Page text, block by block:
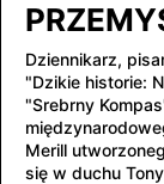
Dziennikarz,
"Dzikie historie:
"Srebrny
Merill
się w duchu